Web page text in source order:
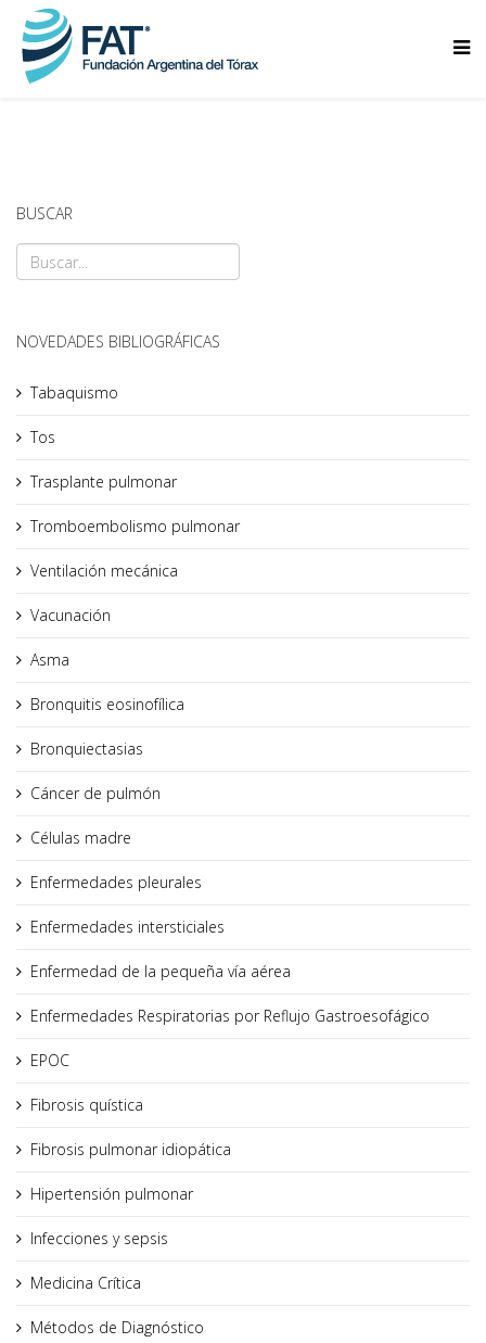
BUSCAR
NOVEDADES BIBLIOGRÁFICAS
Tabaquismo
Tos
Trasplante pulmonar
Tromboembolismo pulmonar
Ventilación mecánica
Vacunación
Asma
Bronquitis eosinofílica
Bronquiectasias
Cáncer de pulmón
Células madre
Enfermedades pleurales
Enfermedades intersticiales
Enfermedad de la pequeña vía aérea
Enfermedades Respiratorias por Reflujo Gastroesofágico
EPOC
Fibrosis quística
Fibrosis pulmonar idiopática
Hipertensión pulmonar
Infecciones y sepsis
Medicina Crítica
Métodos de Diagnóstico